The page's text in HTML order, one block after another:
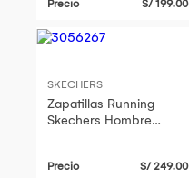
Precio S/ 199.00
SKECHERS
Zapatillas Running
Skechers Hombre
Precio S/ 249.00